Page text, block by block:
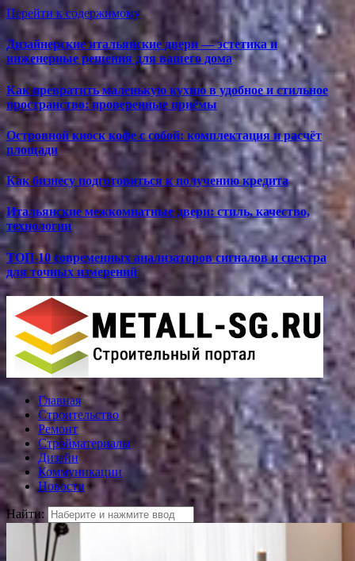
Перейти к содержимому
Дизайнерские итальянские двери — эстетика и
инженерные решения для вашего дома
Как превратить маленькую кухню в удобное и стильное
пространство: проверенные приёмы
Островной киоск кофе с собой: комплектация и расчёт
площади
Как бизнесу подготовиться к получению кредита
Итальянские межкомнатные двери: стиль, качество,
технологии
ТОП-10 современных анализаторов сигналов и спектра
для точных измерений
Главная
Строительство
Ремонт
Стройматериалы
Дизайн
Коммуникации
Новости
Найти: